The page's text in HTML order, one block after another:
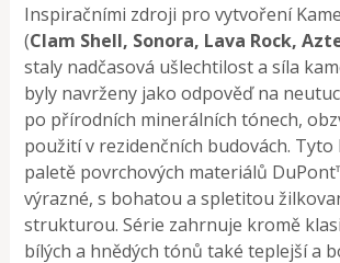
Inspiračními zdroji pro vytvoření
(Clam Shell, Sonora, Lava Rock,
staly nadčasová ušlechtilost a síla
byly navrženy jako odpověď na
po přírodních minerálních tónech,
použití v rezidenčních budovách. Tyto
paletě povrchových materiálů
výrazné, s bohatou a spletitou
strukturou. Série zahrnuje kromě
bílých a hnědých tónů také teplejší a